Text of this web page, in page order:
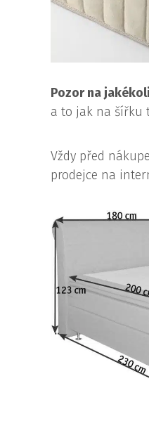
Pozor na
a to jak na šířku
Vždy před
prodejce na